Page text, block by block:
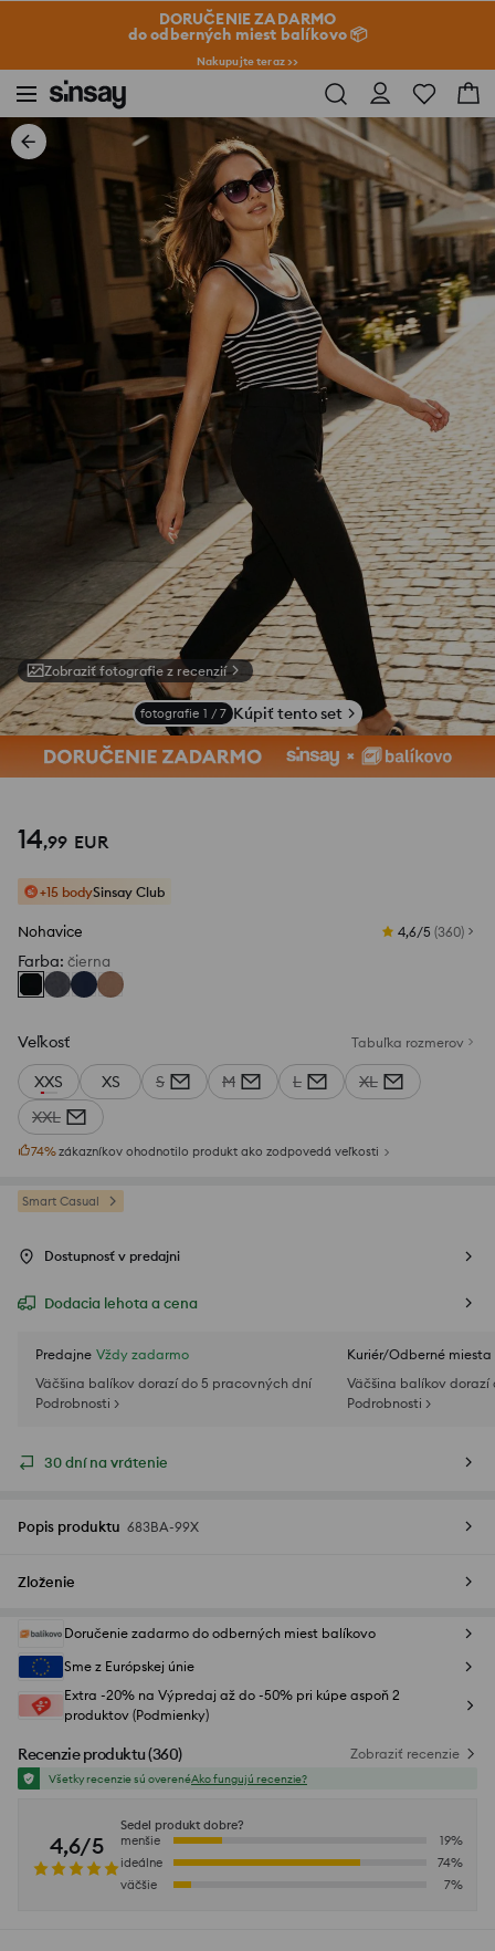
DORUČENIE ZADARMO
do odberných miest balíkovo 📦
Nakupujte teraz >>
Zobraziť fotografie z recenzií
fotografie 1 / 7 Kúpiť tento set
14,99 EUR
+15 bodySinsay Club
Nohavice 4,6/5 (360)
Farba: čierna
Veľkosť Tabuľka rozmerov
XXS XS S M L
XL
XXL
74%zákazníkov ohodnotilo produkt ako zodpovedá veľkosti
Smart Casual
Dostupnosť v predajni
Dodacia lehota a cena
Predajne Vždy zadarmo
Väčšina balíkov dorazí do 5 pracovných dní
Podrobnosti >
Kuriér/Odberné miesta
Väčšina balíkov
Podrobnosti >
30 dní na vrátenie
Popis produktu 683BA-99X
Zloženie
Doručenie zadarmo do odberných miest balíkovo
Sme z Európskej únie
Extra -20% na Výpredaj až do -50% pri kúpe aspoň 2
produktov (Podmienky)
Recenzie produktu(360) Zobraziť recenzie
Všetky recenzie sú overenéAko fungujú recenzie?
4,6/5
Sedel produkt dobre?
menšie
19%
ideálne
74%
väčšie
7%